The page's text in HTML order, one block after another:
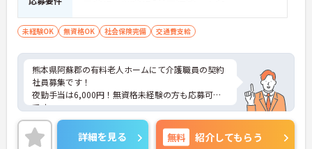
・資格取得に向けた研修や講習は勤務時間内で受講
できる場合が多く、プライベートの負担を抑えなが
ら着実に専門性を高められます。
【リフレッシュ休暇17日や自由な身だしなみ規定
で、自分らしく無理なく続けられます】
・年間107日の休日に加えて年間17日のリフレッシ
ュ休暇が支給されるため、しっかりと休息を取りな
がらオンオフのメリハリをつけて働けます。
・髪色やネイルなどが原則自由となっており、定年
65歳・再雇用70歳までの継続雇用制度のもとで、ご
自身のスタイルを保ちながら末永く活躍できます。
未経験OK 無資格OK 社会保険完備 交通費支給
熊本県阿蘇郡の有料老人ホームにて介護職員の契約
社員募集です！
夜勤手当は6,000円！無資格未経験の方も応募可能
です。
福利厚生が充実しておりリフレッシュ休暇制度もあ
り働きやすい環境です。
ご興味のある方には、面接対策ポイントなどさらに
詳細を見る 無料 紹介してもらう